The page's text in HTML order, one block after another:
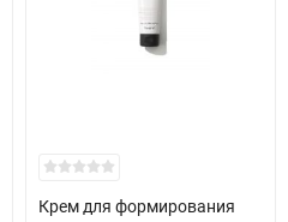
Крем для формирования